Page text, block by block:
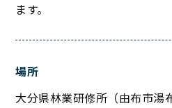
ます。
場所
大分県林業研修所（由布市湯